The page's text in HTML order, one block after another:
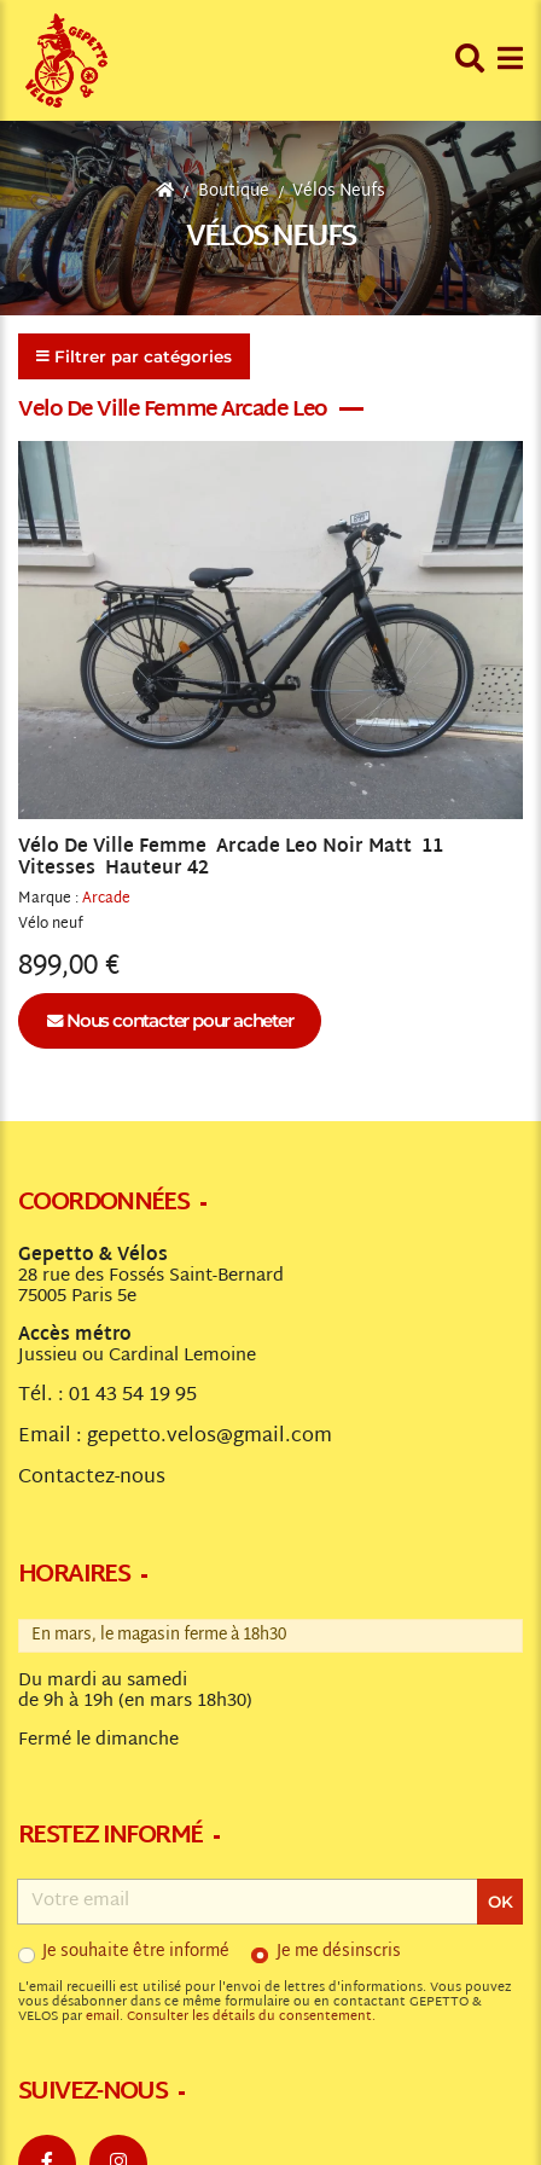
Boutique Vélos Neufs
VÉLOS NEUFS
Velo De Ville Femme Arcade Leo
Vélo De Ville Femme Arcade Leo Noir Matt 11
Vitesses Hauteur 42
Marque :Arcade
Véloneuf
899,00 €
Nous contacter pour acheter
Filtrer par catégories
COORDONNÉES
Gepetto & Vélos
28 rue des Fossés Saint-Bernard
75005 Paris 5e
Accès métro
Jussieu ou Cardinal Lemoine
Tél. :01 43 54 19 95
Email :gepetto.velos@gmail.com
Contactez-nous
HORAIRES
En mars, le magasin ferme à 18h30
Du mardi au samedi
de 9h à 19h (en mars 18h30)
Fermé le dimanche
RESTEZ INFORMÉ
Adresse
email OK
Je souhaite être informé Je me désinscris
L'email recueilli est utilisé pour l'envoi de lettres d'informations. Vous pouvez
vous désabonner dans ce même formulaire ou en contactant GEPETTO &
VELOS paremail. Consulter les détails du consentement.
SUIVEZ-NOUS